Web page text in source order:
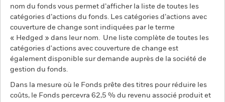
nom du fonds vous permet d’afficher la liste de toutes les
catégories d’actions du fonds. Les catégories d’actions avec
couverture de change sont indiquées par le terme
« Hedged » dans leur nom. Une liste complète de toutes les
catégories d'actions avec couverture de change est
également disponible sur demande auprès de la société de
gestion du fonds.
Dans la mesure où le Fonds prête des titres pour réduire les
coûts, le Fonds percevra 62,5 % du revenu associé produit et